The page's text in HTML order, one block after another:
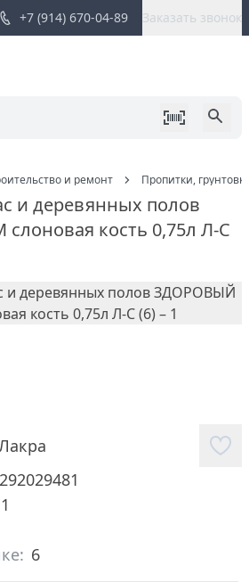
+7 (914) 670-04-89 Заказать звонок
и ремонт Пропитки,
и деревянных полов
кость 0,75л Л-С
6